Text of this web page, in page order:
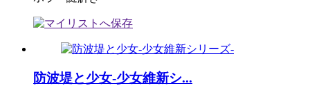
防波堤と少女-少女維新シ...